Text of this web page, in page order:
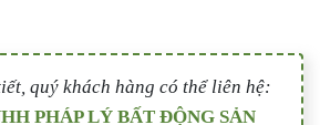
quý khách hàng có thể liên hệ:
PHÁP LÝ BẤT ĐỘNG SẢN